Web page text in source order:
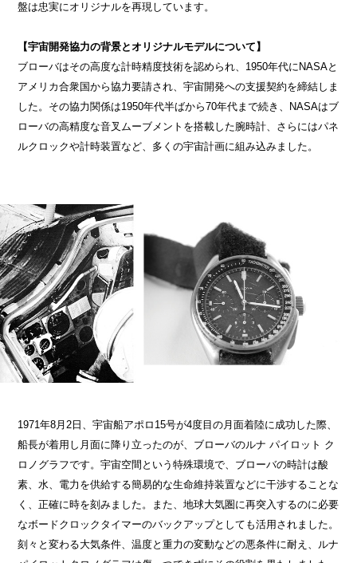
盤は忠実にオリジナルを再現しています。
【宇宙開発協力の背景とオリジナルモデルについて】
ブローバはその高度な計時精度技術を認められ、1950年代にNASAと
アメリカ合衆国から協力要請され、宇宙開発への支援契約を締結しま
した。その協力関係は1950年代半ばから70年代まで続き、NASAはブ
ローバの高精度な音叉ムーブメントを搭載した腕時計、さらにはパネ
ルクロックや計時装置など、多くの宇宙計画に組み込みました。
1971年8月2日、宇宙船アポロ15号が4度目の月面着陸に成功した際、
船長が着用し月面に降り立ったのが、ブローバのルナ パイロット ク
ロノグラフです。宇宙空間という特殊環境で、ブローバの時計は酸
素、水、電力を供給する簡易的な生命維持装置などに干渉することな
く、正確に時を刻みました。また、地球大気圏に再突入するのに必要
なボードクロックタイマーのバックアップとしても活用されました。
刻々と変わる大気条件、温度と重力の変動などの悪条件に耐え、ルナ